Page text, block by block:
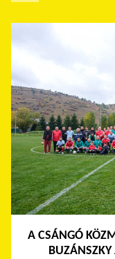
A CSÁNGÓ
BUZÁNSZKY